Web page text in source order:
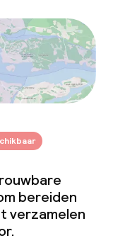
bereiden
verzamelen